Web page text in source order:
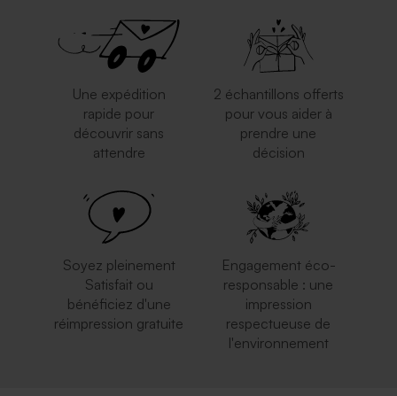
Une expédition
rapide pour
découvrir sans
attendre
2 échantillons offerts
pour vous aider à
prendre une
décision
Soyez pleinement
Satisfait ou
bénéficiez d'une
réimpression gratuite
Engagement éco-
responsable : une
impression
respectueuse de
l'environnement